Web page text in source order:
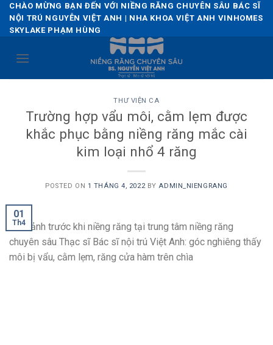
Skip
content
CHÀO MỪNG BẠN ĐẾN VỚI NIỀNG RĂNG CHUYÊN SÂU BÁC SĨ
NỘI TRÚ NGUYỄN VIỆT ANH | NHA KHOA VIỆT ANH VINHOMES
SKYLAKE PHẠM HÙNG
THƯ VIỆN CA
Trường hợp vẩu môi, cằm lẹm được
khắc phục bằng niềng răng mắc cài
kim loại nhổ 4 răng
POSTED ON 1 THÁNG 4, 2022 BY ADMIN_NIENGRANG
01
Th4
Hình ảnh trước khi niềng răng tại trung tâm niềng răng
chuyên sâu Thạc sĩ Bác sĩ nội trú Việt Anh: góc nghiêng thấy
môi bị vẩu, cằm lẹm, răng cửa hàm trên chìa